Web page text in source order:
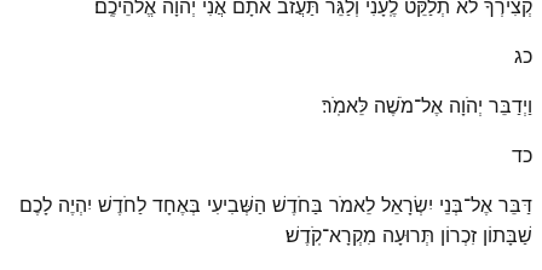
קְצִירְךָ לֹא תְלַקֵּט לֶֽעָנִי וְלַגֵּר תַּעֲזֹב אֹתָם אֲנִי יְהֹוָה אֱלֹהֵיכֶֽם׃
כג
וַיְדַבֵּר יְהֹוָה אֶל־מֹשֶׁה לֵּאמֹֽר׃
כד
דַּבֵּר אֶל־בְּנֵי יִשְׂרָאֵל לֵאמֹר בַּחֹדֶשׁ הַשְּׁבִיעִי בְּאֶחָד לַחֹדֶשׁ יִהְיֶה לָכֶם
שַׁבָּתוֹן זִכְרוֹן תְּרוּעָה מִקְרָא־קֹֽדֶשׁ׃